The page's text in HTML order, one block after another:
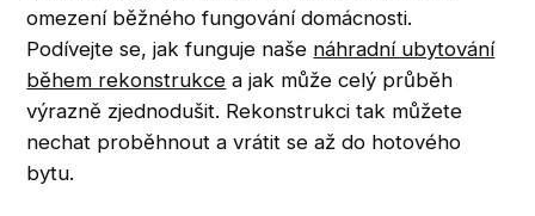
omezení běžného fungování domácnosti.
Podívejte se, jak funguje naše náhradní ubytování
během rekonstrukce a jak může celý průběh
výrazně zjednodušit. Rekonstrukci tak můžete
nechat proběhnout a vrátit se až do hotového
bytu.